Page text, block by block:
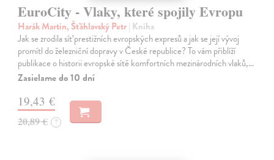
EuroCity - Vlaky, které spojily Evropu
Harák Martin, Šťáhlavský Petr| Kniha
Jak se zrodila síť prestižních evropských expresů a jak se její vývoj
promítl do železniční dopravy v České republice? To vám přiblíží
publikace o historii evropské sítě komfortních mezinárodních vlaků,…
Zasielame do 10 dní
19,43 €
20,89 € ?